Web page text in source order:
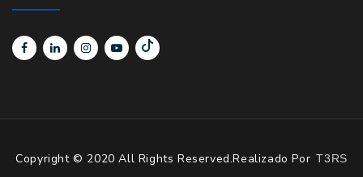
Copyright © 2020 All Rights Reserved.Realizado Por T3RS